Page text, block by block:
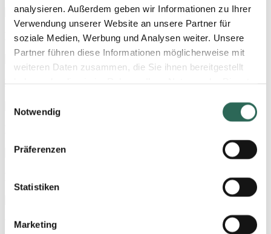
analysieren. Außerdem geben wir Informationen zu Ihrer
Verwendung unserer Website an unsere Partner für
soziale Medien, Werbung und Analysen weiter. Unsere
Partner führen diese Informationen möglicherweise mit
weiteren Daten zusammen, die Sie ihnen bereitgestellt
Cookies, wenn Sie unsere Webseite weiterhin nutzen.
Notwendig
Präferenzen
Statistiken
Marketing
Laminating the gold band
Punching the gold band
Welding an iridium ball tip on a nib